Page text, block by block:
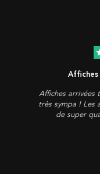
Affiches arrivées
très sympa ! Les
de super